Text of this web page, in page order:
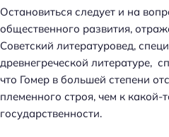
Остановиться следует и на
общественного развития,
Советский литературовед,
древнегреческой литературе,
что Гомер в большей степени
племенного строя, чем к какой-
государственности.